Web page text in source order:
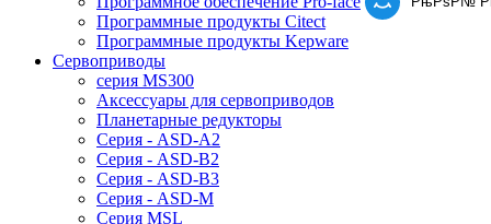
Программные продукты Citect
Программные продукты Kepware
Сервоприводы
серия MS300
Аксессуары для сервоприводов
Планетарные редукторы
Серия - ASD-A2
Серия - ASD-B2
Серия - ASD-B3
Серия - ASD-M
Серия MSL